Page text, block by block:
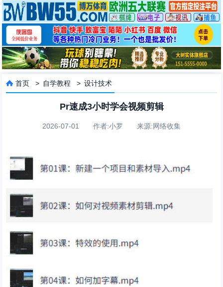
 首页 > 自学教程 >设计技术
Pr速成3小时学会视频剪辑
2026-07-01 作者:小罗 来源:网络收集